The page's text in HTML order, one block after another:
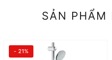
SẢN PHẨM
- 21%